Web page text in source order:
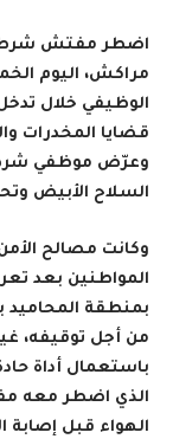
اضطر مفتش شرطة
الوظيفي خلال
قضايا المخدرات
وعرّض موظفي
السلاح الأبيض
وكانت مصالح
المواطنين بعد
بمنطقة
من أجل توقيفه،
باستعمال أداة
الذي اضطر معه
الهواء قبل إصابة